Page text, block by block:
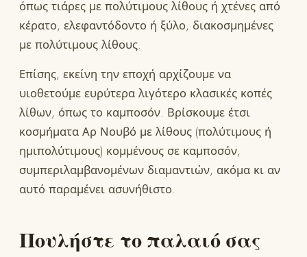
όπως τιάρες με πολύτιμους λίθους ή χτένες από
κέρατο, ελεφαντόδοντο ή ξύλο, διακοσμημένες
με πολύτιμους λίθους.
Επίσης, εκείνη την εποχή αρχίζουμε να
υιοθετούμε ευρύτερα λιγότερο κλασικές κοπές
λίθων, όπως το καμποσόν. Βρίσκουμε έτσι
κοσμήματα Αρ Νουβό με λίθους (πολύτιμους ή
ημιπολύτιμους) κομμένους σε καμποσόν,
συμπεριλαμβανομένων διαμαντιών, ακόμα κι αν
αυτό παραμένει ασυνήθιστο.
Πουλήστε το παλαιό σας